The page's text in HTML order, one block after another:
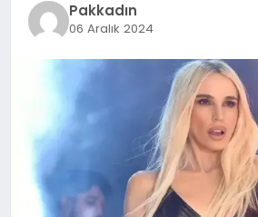
YAŞAM
YEMEK
HESAPLAMALAR
Pakkadın
06 Aralık 2024